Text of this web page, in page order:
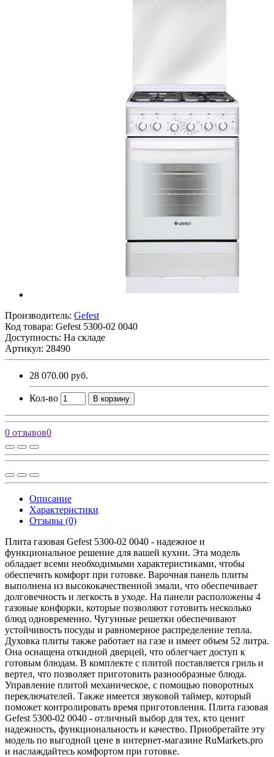
Производитель: Gefest
Код товара: Gefest 5300-02 0040
Доступность: На складе
Артикул: 28490
28 070.00 руб.
Кол-во В корзину
0 отзывов0
Описание
Характеристики
Отзывы (0)
Плита газовая Gefest 5300-02 0040 - надежное и
функциональное решение для вашей кухни. Эта модель
обладает всеми необходимыми характеристиками, чтобы
обеспечить комфорт при готовке. Варочная панель плиты
выполнена из высококачественной эмали, что обеспечивает
долговечность и легкость в уходе. На панели расположены 4
газовые конфорки, которые позволяют готовить несколько
блюд одновременно. Чугунные решетки обеспечивают
устойчивость посуды и равномерное распределение тепла.
Духовка плиты также работает на газе и имеет объем 52 литра.
Она оснащена откидной дверцей, что облегчает доступ к
готовым блюдам. В комплекте с плитой поставляется гриль и
вертел, что позволяет приготовить разнообразные блюда.
Управление плитой механическое, с помощью поворотных
переключателей. Также имеется звуковой таймер, который
поможет контролировать время приготовления. Плита газовая
Gefest 5300-02 0040 - отличный выбор для тех, кто ценит
надежность, функциональность и качество. Приобретайте эту
модель по выгодной цене в интернет-магазине RuMarkets.pro
и наслаждайтесь комфортом при готовке.